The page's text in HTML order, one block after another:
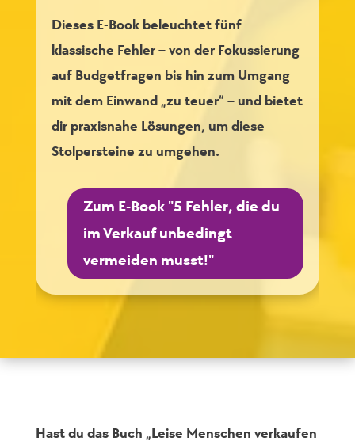
Dieses E-Book beleuchtet fünf
klassische Fehler – von der Fokussierung
auf Budgetfragen bis hin zum Umgang
mit dem Einwand „zu teuer“ – und bietet
dir praxisnahe Lösungen, um diese
Stolpersteine zu umgehen.
Zum E-Book "5 Fehler, die du
im Verkauf unbedingt
vermeiden musst!"
Hast du das Buch „Leise Menschen verkaufen